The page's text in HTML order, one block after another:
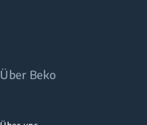
Über Beko